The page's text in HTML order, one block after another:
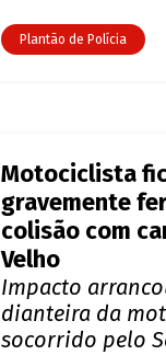
Plantão de Polícia
Motociclista
gravemente
colisão com
Velho
Impacto
dianteira da
socorrido pelo